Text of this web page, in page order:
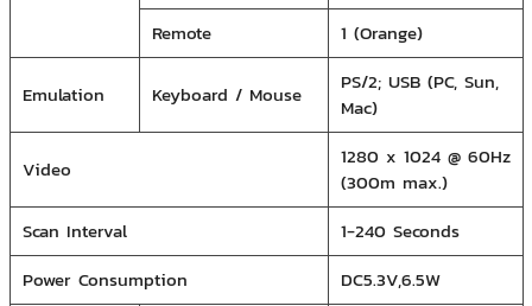
Remote
1 (Orange)
Emulation Keyboard / Mouse
PS/2; USB (PC, Sun,
Mac)
Video
1280 x 1024 @ 60Hz
(300m max.)
Scan Interval
1-240 Seconds
Power Consumption
DC5.3V,6.5W